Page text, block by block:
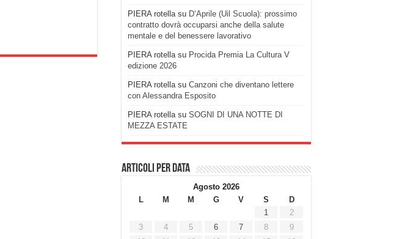
PIERA rotellasu D’Aprile (Uil Scuola): prossimo
contratto dovrà occuparsi anche della salute
mentale e del benessere lavorativo
PIERA rotellasu Procida Premia La Cultura V
edizione 2026
PIERA rotellasu Canzoni che diventano lettere
con Alessandra Esposito
PIERA rotellasu SOGNI DI UNA NOTTE DI
MEZZA ESTATE
Articoli per data
Agosto 2026
L
M M G V S
D
1
2
3
4 5 6 7 8
9